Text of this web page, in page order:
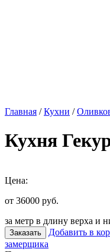
Главная /Кухни /
Кухня
Цена:
от 36000 руб.
за метр в длину верха и
Заказать Добавить в
замерщика